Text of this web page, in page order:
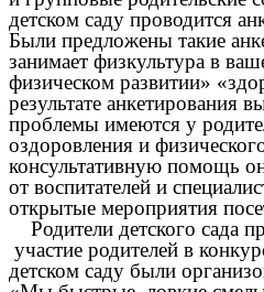
детском саду проводится
Были предложены такие
занимает физкультура в
физическом развитии»
результате анкетирования
проблемы имеются у
оздоровления и
консультативную помощь
от воспитателей и
открытые мероприятия
Родители детского сада
участие родителей в
детском саду были